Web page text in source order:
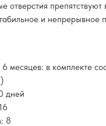
отверстия препятствуют
и непрерывное
месяцев: в комплекте
дней
8